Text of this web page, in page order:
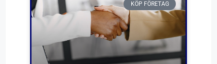
KÖP FÖRETAG